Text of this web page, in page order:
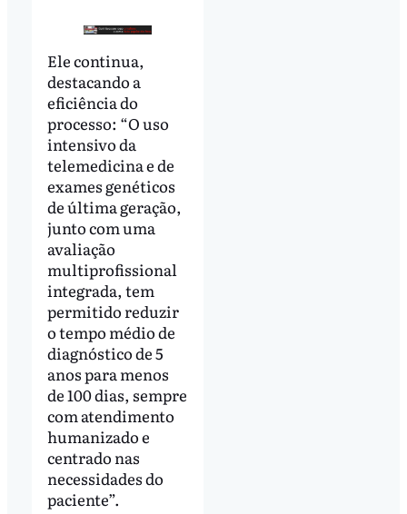
Ele continua,
destacando a
eficiência do
processo: “O uso
intensivo da
telemedicina e de
exames genéticos
de última geração,
junto com uma
avaliação
multiprofissional
integrada, tem
permitido reduzir
o tempo médio de
diagnóstico de 5
anos para menos
de 100 dias, sempre
com atendimento
humanizado e
centrado nas
necessidades do
paciente”.